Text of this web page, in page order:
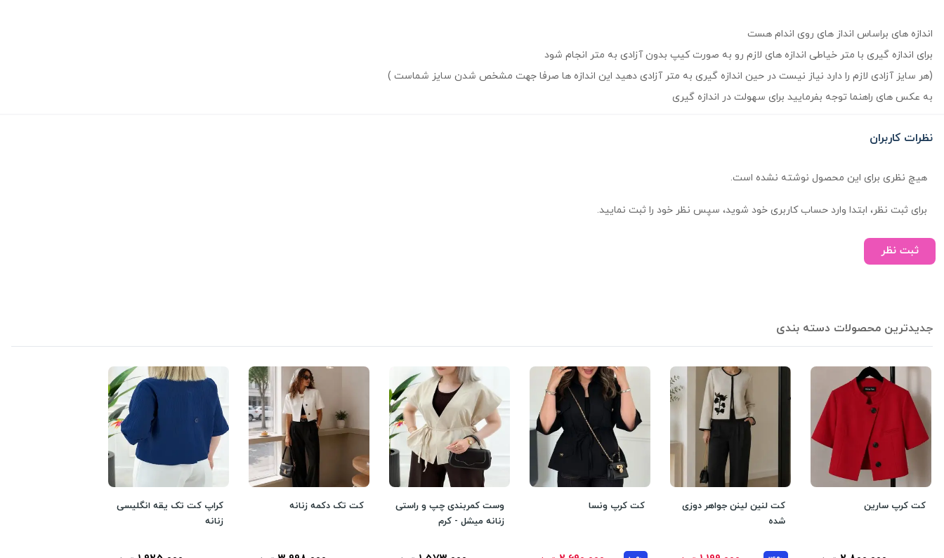
اندازه های براساس انداز های روی اندام هست
برای اندازه گیری با متر خیاطی اندازه های لازم رو به صورت کیپ بدون آزادی به متر انجام شود
(هر سایز آزادی لازم را دارد نیاز نیست در حین اندازه گیری به متر آزادی دهید این اندازه ها صرفا جهت مشخص شدن سایز شماست )
به عکس های راهنما توجه بفرمایید برای سهولت در اندازه گیری
نظرات کاربران
هیچ نظری برای این محصول نوشته نشده است.
برای ثبت نظر، ابتدا وارد حساب کاربری خود شوید، سپس نظر خود را ثبت نمایید.
ثبت نظر
جدیدترین محصولات دسته بندی
کت کرپ سارین
کت لنین لینن جواهر دوزی
شده
کت کرپ ونسا
وست کمربندی چپ و راستی
زنانه میشل - کرم
کت تک دکمه زنانه
کراپ کت تک یقه انگلیسی
زنانه